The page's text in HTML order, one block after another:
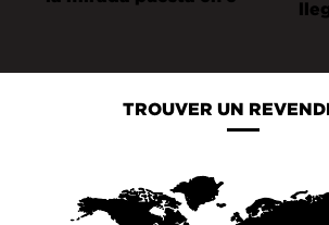
TROUVER UN